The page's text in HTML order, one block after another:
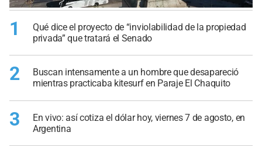
1
Qué dice el proyecto de “inviolabilidad de la propiedad
privada” que tratará el Senado
2
Buscan intensamente a un hombre que desapareció
mientras practicaba kitesurf en Paraje El Chaquito
3
En vivo: así cotiza el dólar hoy, viernes 7 de agosto, en
Argentina